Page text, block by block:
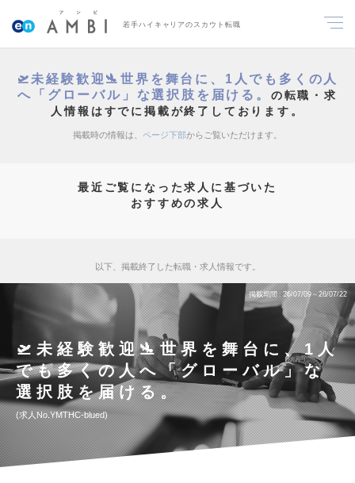
若手ハイキャリアのスカウト転職
🛫未経験歓迎🛬世界を舞台に、1人でも多くの人
へ「グローバル」な選択肢を届ける。 の転職・求
人情報はすでに掲載が終了しております。
掲載時の情報は、 ページ下部からご覧いただけます。
最近ご覧になった求人に基づいた
おすすめの求人
以下、掲載終了した転職・求人情報です。
掲載期間 26/07/09～26/07/22
🛫未経験歓迎🛬世界を舞台に、1人
でも多くの人へ「グローバル」な
選択肢を届ける。
求人No.YMTHC-blued